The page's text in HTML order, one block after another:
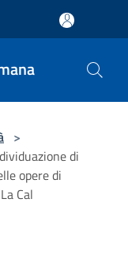
>
di
opere di
Cal